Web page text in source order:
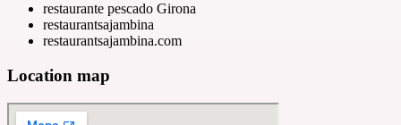
restaurante pescado Girona
restaurantsajambina
restaurantsajambina.com
Location map